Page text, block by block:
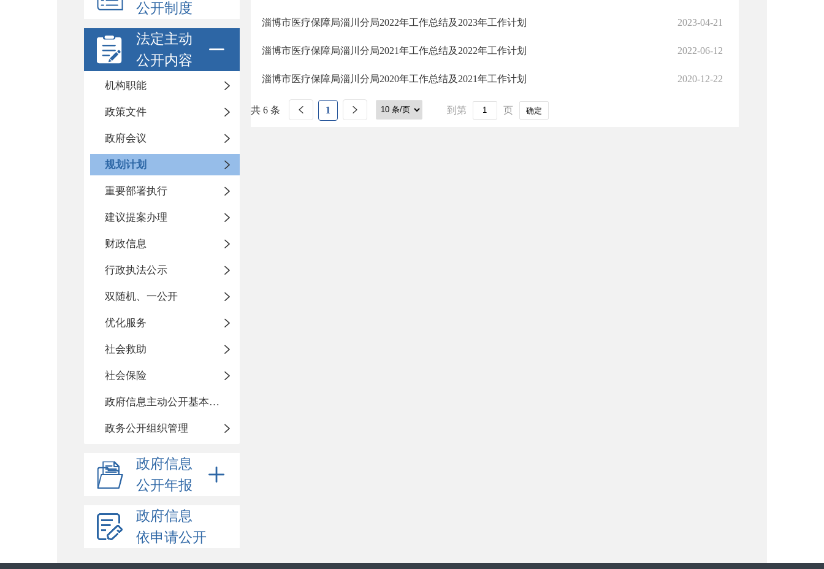
公开制度
法定主动
公开内容
机构职能
政策文件
政府会议
规划计划
重要部署执行
建议提案办理
财政信息
行政执法公示
双随机、一公开
优化服务
社会救助
社会保险
政府信息主动公开基本目录
政务公开组织管理
政府信息
公开年报
政府信息
依申请公开
淄博市医疗保障局淄川分局2022年工作总结及2023年工作计划 2023-04-21
淄博市医疗保障局淄川分局2021年工作总结及2022年工作计划 2022-06-12
淄博市医疗保障局淄川分局2020年工作总结及2021年工作计划 2020-12-22
共 6 条 1 到第 页 确定